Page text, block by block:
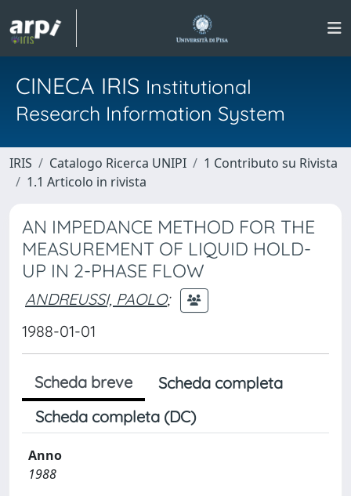
CINECA IRIS Institutional
Research Information System
IRIS Catalogo Ricerca UNIPI
1 Contributo su Rivista
1.1 Articolo in rivista
AN IMPEDANCE METHOD FOR THE
MEASUREMENT OF LIQUID HOLD-
UP IN 2-PHASE FLOW
ANDREUSSI, PAOLO;
1988-01-01
Scheda breve
Scheda completa
Scheda completa (DC)
Anno
1988